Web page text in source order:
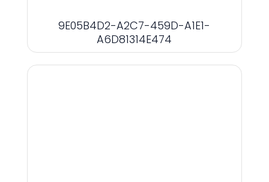
9E05B4D2-A2C7-459D-A1E1-
A6D81314E474